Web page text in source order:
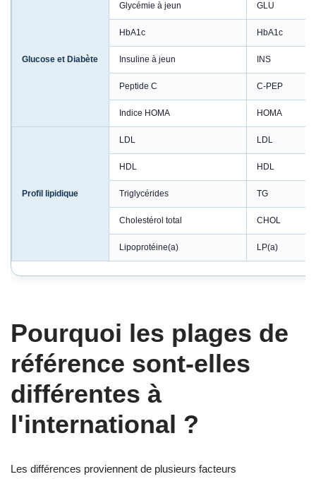
Glucose et Diabète
Glycémie à jeun GLU
HbA1c HbA1c
Insuline à jeun INS
Peptide C C-PEP
Indice HOMA HOMA
Profil lipidique
LDL LDL
HDL HDL
Triglycérides TG
Cholestérol total CHOL
Lipoprotéine(a) LP(a)
Pourquoi les plages de
référence sont-elles
différentes à
l'international ?
Les différences proviennent de plusieurs facteurs